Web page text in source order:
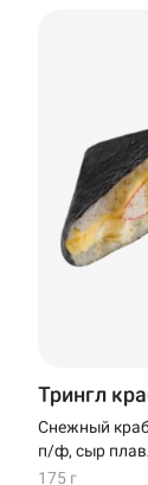
Трингл
Снежный
п/ф, сыр
175 г